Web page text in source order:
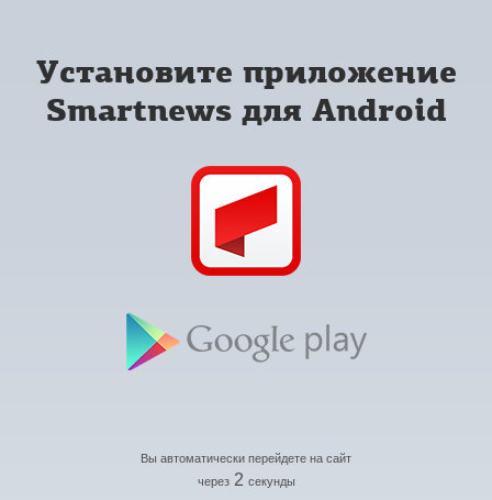
Установите приложение
Smartnews для Android
Вы автоматически перейдете на сайт
через 2 секунды